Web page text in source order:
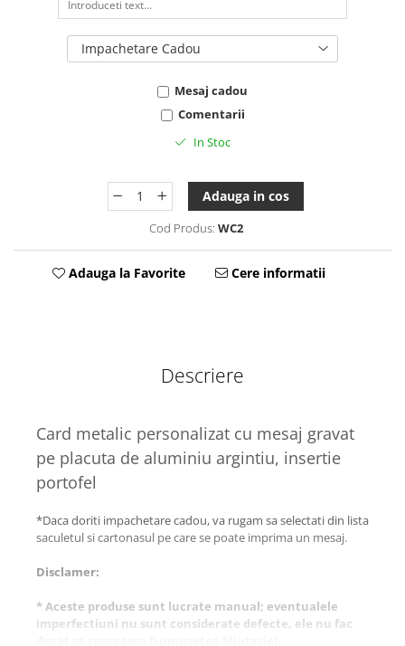
Tablou Personalizat
Impachetare Cadou
Mesaj cadou
Comentarii
In Stoc
Adauga in cos
Cod Produs: WC2
Adauga la Favorite Cere informatii
Descriere
Card metalic personalizat cu mesaj gravat
pe placuta de aluminiu argintiu, insertie
portofel
*Daca doriti impachetare cadou, va rugam sa selectati din lista
saculetul si cartonasul pe care se poate imprima un mesaj.
Disclamer:
* Aceste produse sunt lucrate manual; eventualele
imperfectiuni nu sunt considerate defecte, ele nu fac